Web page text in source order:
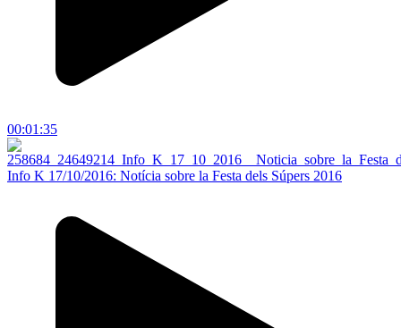
00:01:35
Info K 17/10/2016: Notícia sobre la Festa dels Súpers 2016